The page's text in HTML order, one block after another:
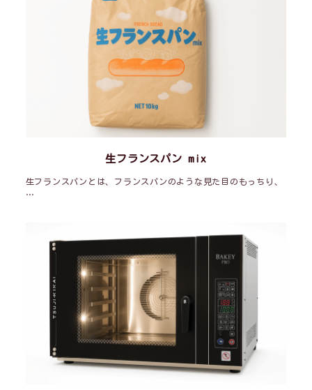
生フランスパン mix
生フランスパンとは、フランスパンのような見た目のもっちり、
…